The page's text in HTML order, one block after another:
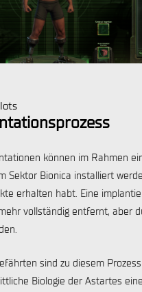
können im Rahmen
Sektor Bionica installiert
erhalten habt. Eine
vollständig entfernt, aber
sind zu diesem
Biologie der Astartes